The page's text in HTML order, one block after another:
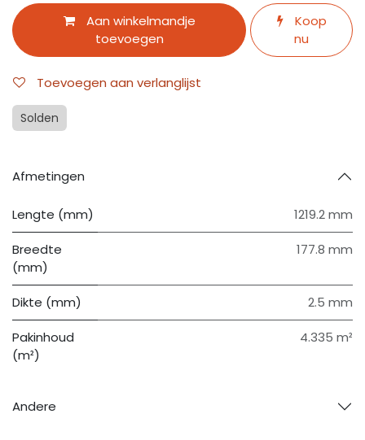
Aan winkelmandje
toevoegen
Koop
nu
Toevoegen aan verlanglijst
Solden
Afmetingen
Lengte (mm) 1219.2 mm
Breedte
(mm)
177.8 mm
Dikte (mm) 2.5 mm
Pakinhoud
(m²)
4.335 m²
Andere